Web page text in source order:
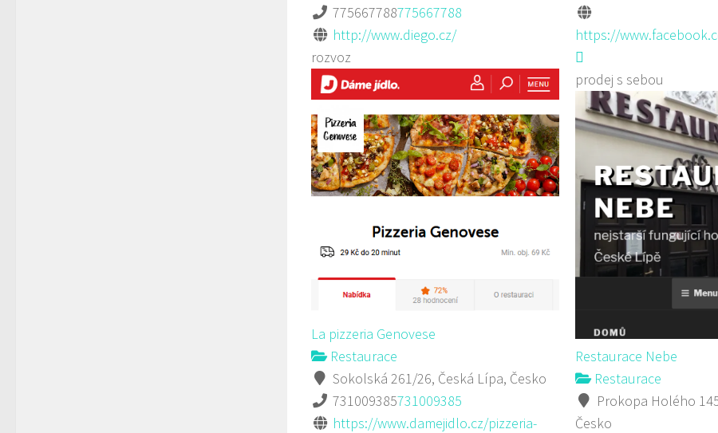
https://
prodej s sebou
775667788775667788
http://www.diego.cz/
rozvoz
La pizzeria Genovese
Restaurace
Sokolská 261/26, Česká Lípa, Česko
731009385731009385
https://www.damejidlo.cz/pizzeria-
Restaurace Nebe
Restaurace
Prokopa Holého
Česko